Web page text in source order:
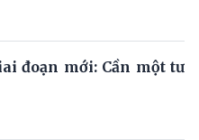
đoạn mới: Cần một tư